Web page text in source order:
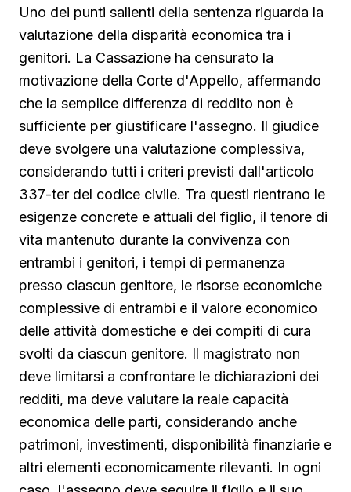
Uno dei punti salienti della sentenza riguarda la
valutazione della disparità economica tra i
genitori. La Cassazione ha censurato la
motivazione della Corte d'Appello, affermando
che la semplice differenza di reddito non è
sufficiente per giustificare l'assegno. Il giudice
deve svolgere una valutazione complessiva,
considerando tutti i criteri previsti dall'articolo
337-ter del codice civile. Tra questi rientrano le
esigenze concrete e attuali del figlio, il tenore di
vita mantenuto durante la convivenza con
entrambi i genitori, i tempi di permanenza
presso ciascun genitore, le risorse economiche
complessive di entrambi e il valore economico
delle attività domestiche e dei compiti di cura
svolti da ciascun genitore. Il magistrato non
deve limitarsi a confrontare le dichiarazioni dei
redditi, ma deve valutare la reale capacità
economica delle parti, considerando anche
patrimoni, investimenti, disponibilità finanziarie e
altri elementi economicamente rilevanti. In ogni